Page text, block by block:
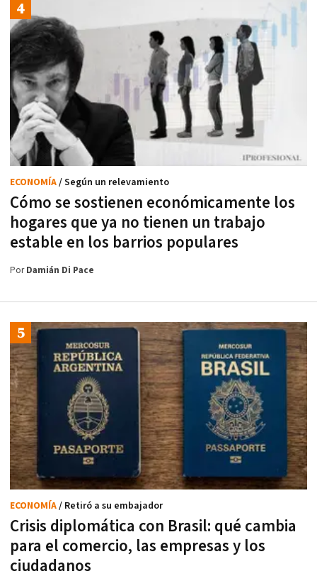
Cómo se sostienen económicamente los
hogares que ya no tienen un trabajo
estable en los barrios populares
ECONOMÍA/ Según un relevamiento
PorDamián Di Pace
Crisis diplomática con Brasil: qué cambia
para el comercio, las empresas y los
ciudadanos
ECONOMÍA/ Retiró a su embajador